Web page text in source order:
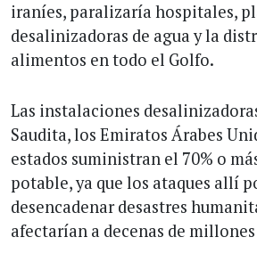
iraníes, paralizaría hospitales,
desalinizadoras de agua y la
alimentos en todo el Golfo.
Las instalaciones
Saudita, los Emiratos Árabes
estados suministran el 70% o
potable, ya que los ataques allí
desencadenar desastres
afectarían a decenas de